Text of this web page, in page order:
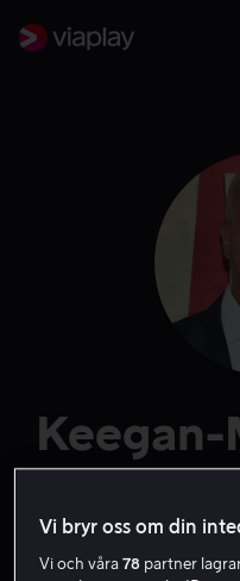
Vi bryr oss om din
Vi och våra78 partner